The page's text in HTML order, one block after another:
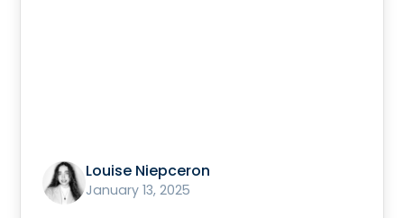
Louise Niepceron
January 13, 2025